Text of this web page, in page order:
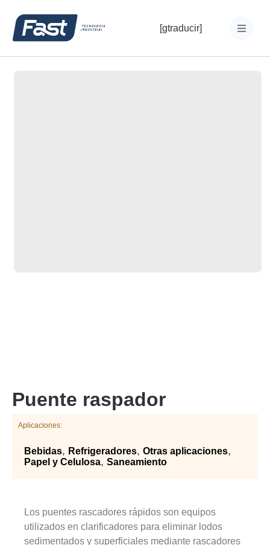
[gtraducir]
Puente raspador
Aplicaciones:
Bebidas, Refrigeradores, Otras aplicaciones,
Papel y Celulosa, Saneamiento
Los puentes rascadores rápidos son equipos
utilizados en clarificadores para eliminar lodos
sedimentados y superficiales mediante rascadores